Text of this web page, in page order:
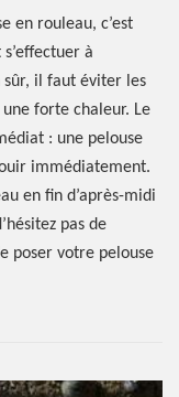
en rouleau, c’est
à
sûr, il faut éviter les
forte chaleur. Le
: une pelouse
immédiatement.
en fin d’après-midi
pas de
poser votre pelouse